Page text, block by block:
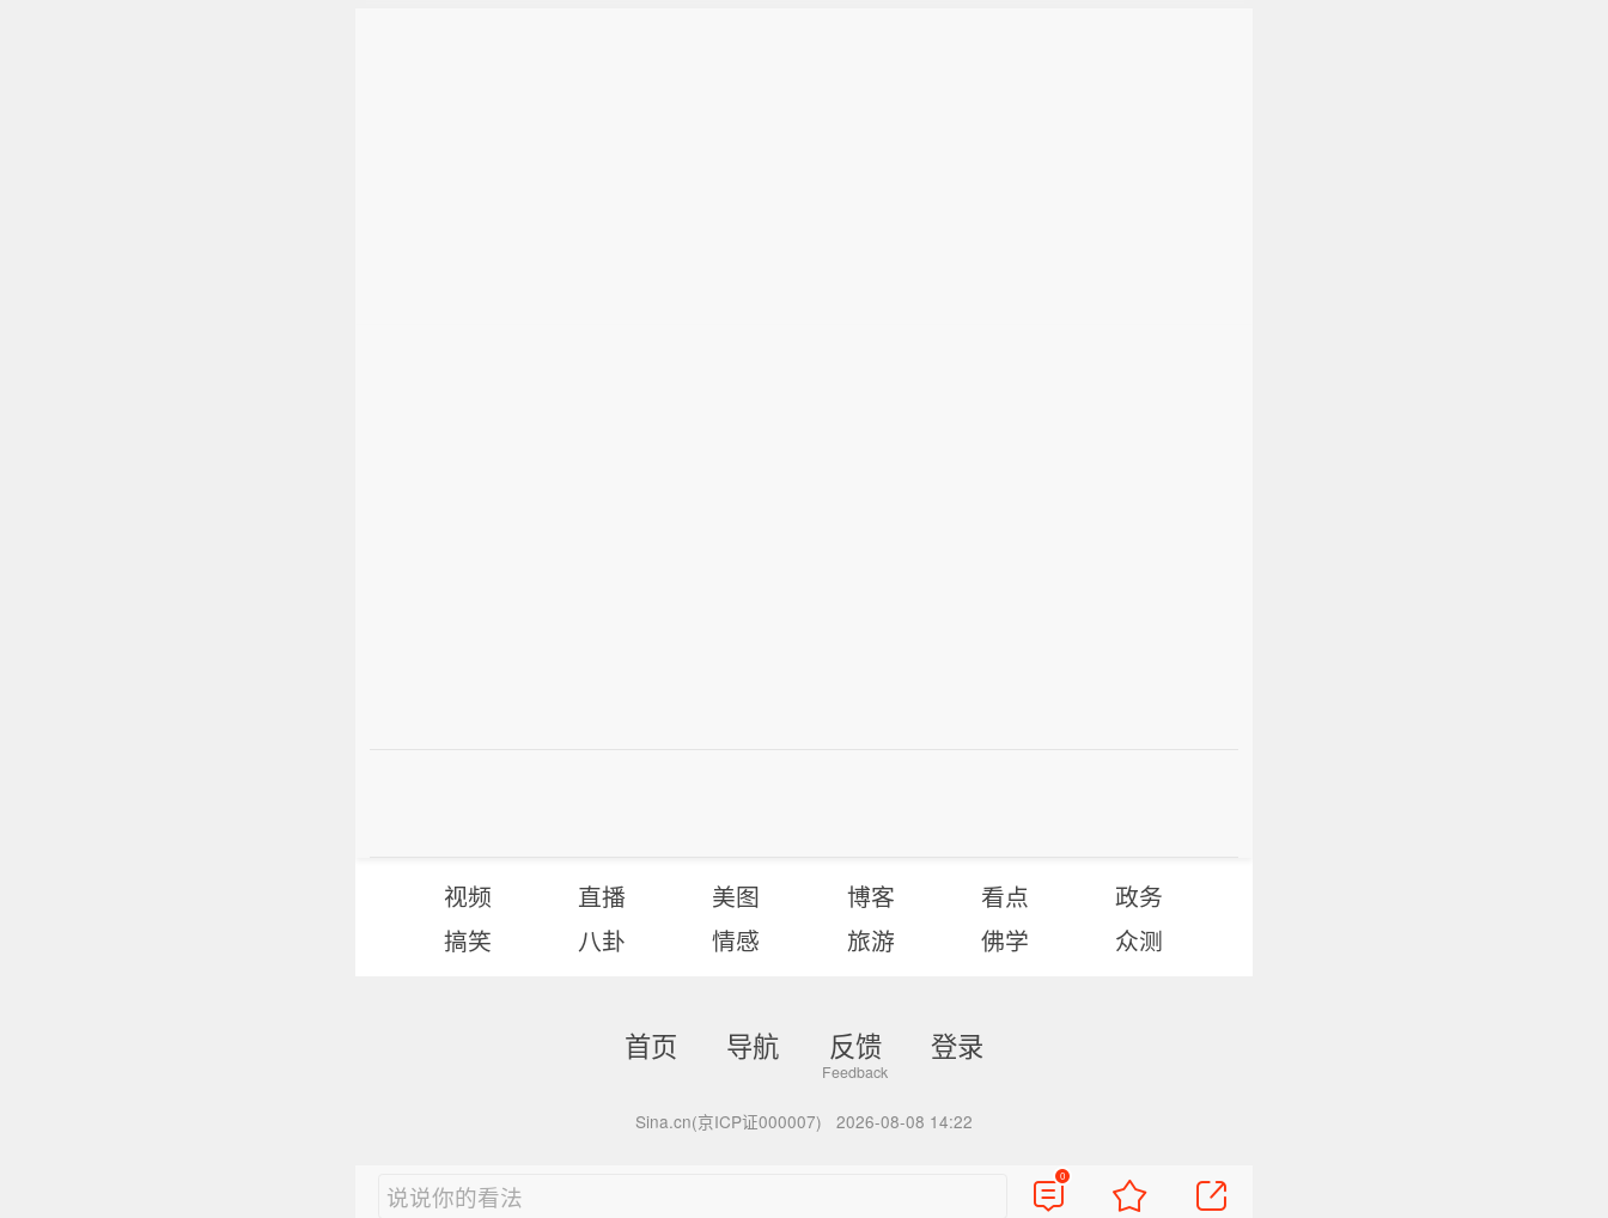
视频 直播 美图 博客 看点
政务
搞笑
八卦 情感 旅游 佛学 众测
首页 导航 反馈 登录
Sina.cn(京ICP证000007) 2026-08-08 14:22
说说你的看法
0